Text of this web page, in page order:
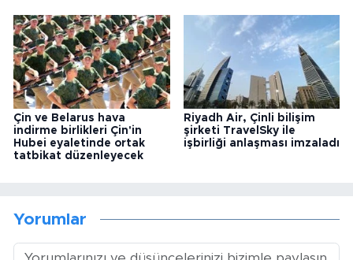
Çin ve Belarus hava
indirme birlikleri Çin'in
Hubei eyaletinde ortak
tatbikat düzenleyecek
Riyadh Air, Çinli bilişim
şirketi TravelSky ile
işbirliği anlaşması imzaladı
Yorumlar